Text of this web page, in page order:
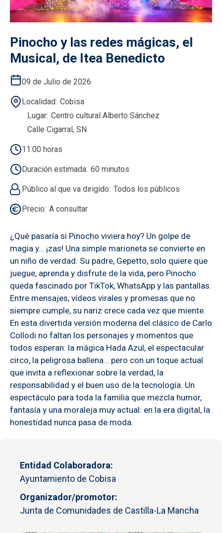
Pinocho y las redes mágicas, el
Musical, de Itea Benedicto
09 de Julio de 2026
Localidad Cobisa
Lugar Centro cultural Alberto Sánchez
Calle Cigarral, SN
11:00 horas
Duración estimada 60 minutos
Público al que va dirigido Todos los públicos
Precio A consultar
¿Qué pasaría si Pinocho viviera hoy? Un golpe de
magia y… ¡zas! Una simple marioneta se convierte en
un niño de verdad. Su padre, Gepetto, solo quiere que
juegue, aprenda y disfrute de la vida, pero Pinocho
queda fascinado por TikTok, WhatsApp y las pantallas.
Entre mensajes, vídeos virales y promesas que no
siempre cumple, su nariz crece cada vez que miente.
En esta divertida versión moderna del clásico de Carlo
Collodi no faltan los personajes y momentos que
todos esperan: la mágica Hada Azul, el espectacular
circo, la peligrosa ballena… pero con un toque actual
que invita a reflexionar sobre la verdad, la
responsabilidad y el buen uso de la tecnología. Un
espectáculo para toda la familia que mezcla humor,
fantasía y una moraleja muy actual: en la era digital, la
honestidad nunca pasa de moda.
Entidad Colaboradora
Ayuntamiento de Cobisa
Organizador/promotor
Junta de Comunidades de Castilla-La Mancha